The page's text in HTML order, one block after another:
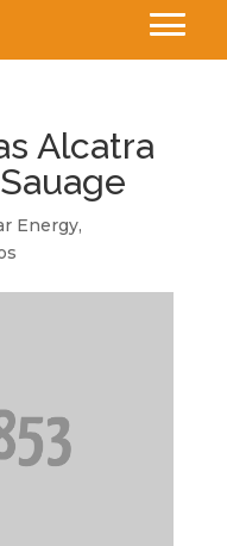
Alcatra
Energy,